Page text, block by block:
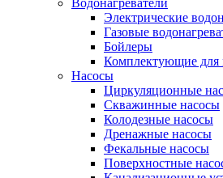
Водонагреватели
Электрические
Газовые
Бойлеры
Комплектующие для
Насосы
Циркуляционные
Скважинные насосы
Колодезные насосы
Дренажные насосы
Фекальные насосы
Поверхностные